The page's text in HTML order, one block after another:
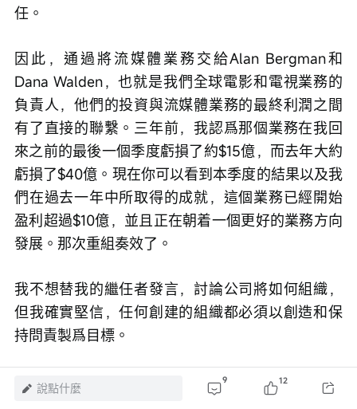
任。
因此，通過將流媒體業務交給Alan Bergman和
Dana Walden，也就是我們全球電影和電視業務的
負責人，他們的投資與流媒體業務的最終利潤之間
有了直接的聯繫。三年前，我認爲那個業務在我回
來之前的最後一個季度虧損了約$15億，而去年大約
虧損了$40億。現在你可以看到本季度的結果以及我
們在過去一年中所取得的成就，這個業務已經開始
盈利超過$10億，並且正在朝着一個更好的業務方向
發展。那次重組奏效了。
我不想替我的繼任者發言，討論公司將如何組織，
但我確實堅信，任何創建的組織都必須以創造和保
持問責製爲目標。
Hugh Johnston
說點什麼
9 12